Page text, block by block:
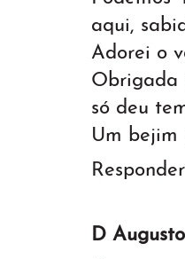
aqui,
Adorei o
Obrigada
só deu
Um bejim
Responder
D Augusto